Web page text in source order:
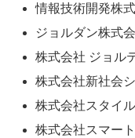
情報技術開発株
ジョルダン株式
株式会社 ジョル
株式会社新社会
株式会社スタイ
株式会社スマー